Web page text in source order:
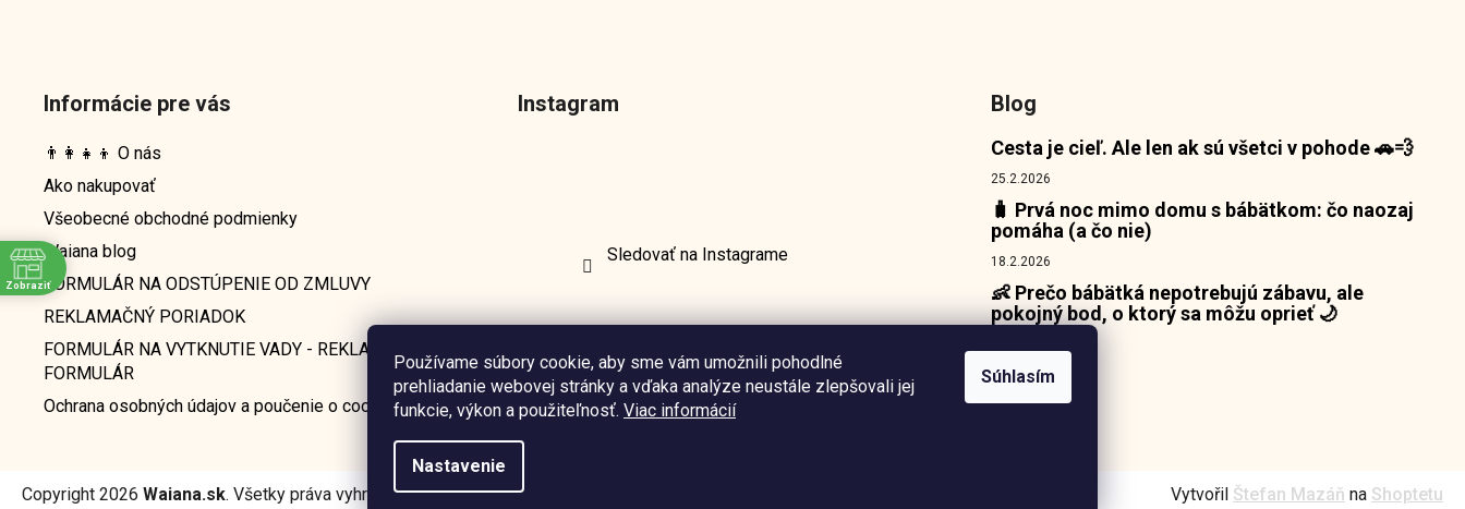
Používame súbory cookie, aby sme vám umožnili pohodlné
prehliadanie webovej stránky a vďaka analýze neustále zlepšovali jej
funkcie, výkon a použiteľnosť. Viac informácií
Nastavenie
Súhlasím
Informácie pre vás
👨‍👩‍👧‍👦 O nás
Ako nakupovať
Všeobecné obchodné podmienky
Waiana blog
FORMULÁR NA ODSTÚPENIE OD ZMLUVY
REKLAMAČNÝ PORIADOK
FORMULÁR NA VYTKNUTIE VADY - REKLAMAČNÝ
FORMULÁR
Ochrana osobných údajov a poučenie o cookies
Instagram
Sledovať na Instagrame
Blog
Cesta je cieľ. Ale len ak sú všetci v pohode 🚗💨
25.2.2026
🧳 Prvá noc mimo domu s bábätkom: čo naozaj
pomáha (a čo nie)
18.2.2026
👶 Prečo bábätká nepotrebujú zábavu, ale
pokojný bod, o ktorý sa môžu oprieť 🌙
Vytvořil Štefan Mazáň na Shoptetu
Copyright 2026 Waiana.sk. Všetky práva vyhradené.Upraviť nastavenie cookies
Zobraziť